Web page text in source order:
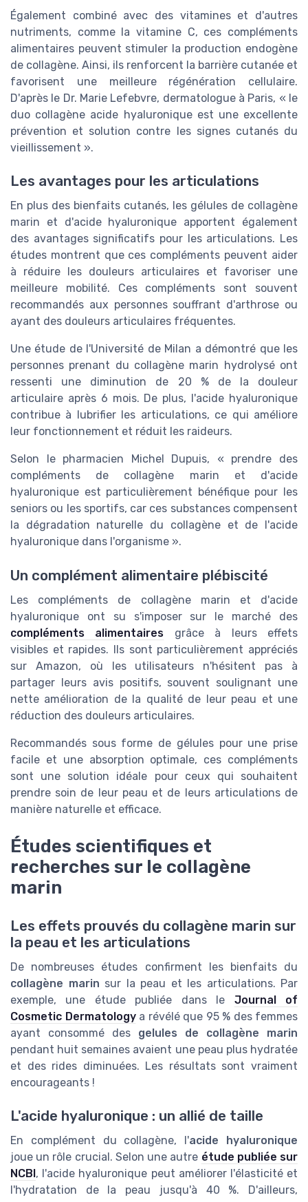
Également combiné avec des vitamines et d'autres
nutriments, comme la vitamine C, ces compléments
alimentaires peuvent stimuler la production endogène
de collagène. Ainsi, ils renforcent la barrière cutanée et
favorisent une meilleure régénération cellulaire.
D'après le Dr. Marie Lefebvre, dermatologue à Paris, « le
duo collagène acide hyaluronique est une excellente
prévention et solution contre les signes cutanés du
vieillissement ».
Les avantages pour les articulations
En plus des bienfaits cutanés, les gélules de collagène
marin et d'acide hyaluronique apportent également
des avantages significatifs pour les articulations. Les
études montrent que ces compléments peuvent aider
à réduire les douleurs articulaires et favoriser une
meilleure mobilité. Ces compléments sont souvent
recommandés aux personnes souffrant d'arthrose ou
ayant des douleurs articulaires fréquentes.
Une étude de l'Université de Milan a démontré que les
personnes prenant du collagène marin hydrolysé ont
ressenti une diminution de 20 % de la douleur
articulaire après 6 mois. De plus, l'acide hyaluronique
contribue à lubrifier les articulations, ce qui améliore
leur fonctionnement et réduit les raideurs.
Selon le pharmacien Michel Dupuis, « prendre des
compléments de collagène marin et d'acide
hyaluronique est particulièrement bénéfique pour les
seniors ou les sportifs, car ces substances compensent
la dégradation naturelle du collagène et de l'acide
hyaluronique dans l'organisme ».
Un complément alimentaire plébiscité
Les compléments de collagène marin et d'acide
hyaluronique ont su s'imposer sur le marché des
compléments alimentaires grâce à leurs effets
visibles et rapides. Ils sont particulièrement appréciés
sur Amazon, où les utilisateurs n'hésitent pas à
partager leurs avis positifs, souvent soulignant une
nette amélioration de la qualité de leur peau et une
réduction des douleurs articulaires.
Recommandés sous forme de gélules pour une prise
facile et une absorption optimale, ces compléments
sont une solution idéale pour ceux qui souhaitent
prendre soin de leur peau et de leurs articulations de
manière naturelle et efficace.
Études scientifiques et
recherches sur le collagène
marin
Les effets prouvés du collagène marin sur
la peau et les articulations
De nombreuses études confirment les bienfaits du
collagène marin sur la peau et les articulations. Par
exemple, une étude publiée dans le Journal of
Cosmetic Dermatologya révélé que 95 % des femmes
ayant consommé des gelules de collagène marin
pendant huit semaines avaient une peau plus hydratée
et des rides diminuées. Les résultats sont vraiment
encourageants !
L'acide hyaluronique : un allié de taille
En complément du collagène, l'acide hyaluronique
joue un rôle crucial. Selon une autre étude publiée sur
NCBI , l'acide hyaluronique peut améliorer l'élasticité et
l'hydratation de la peau jusqu'à 40 %. D'ailleurs,